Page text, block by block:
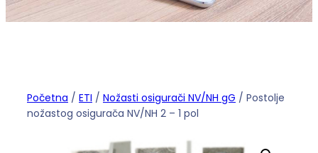
Početna / ETI / Nožasti osigurači NV/NH gG / Postolje
nožastog osigurača NV/NH 2 – 1 pol